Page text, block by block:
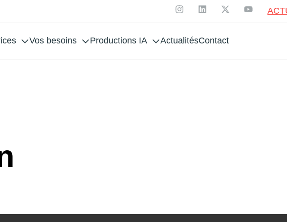
Vos besoins Productions IA ActualitésContact